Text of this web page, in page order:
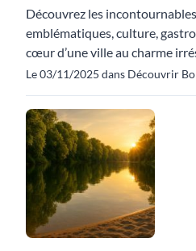
Découvrez les
emblématiques, culture,
cœur d’une ville au charme
Le 03/11/2025 dans Découvrir